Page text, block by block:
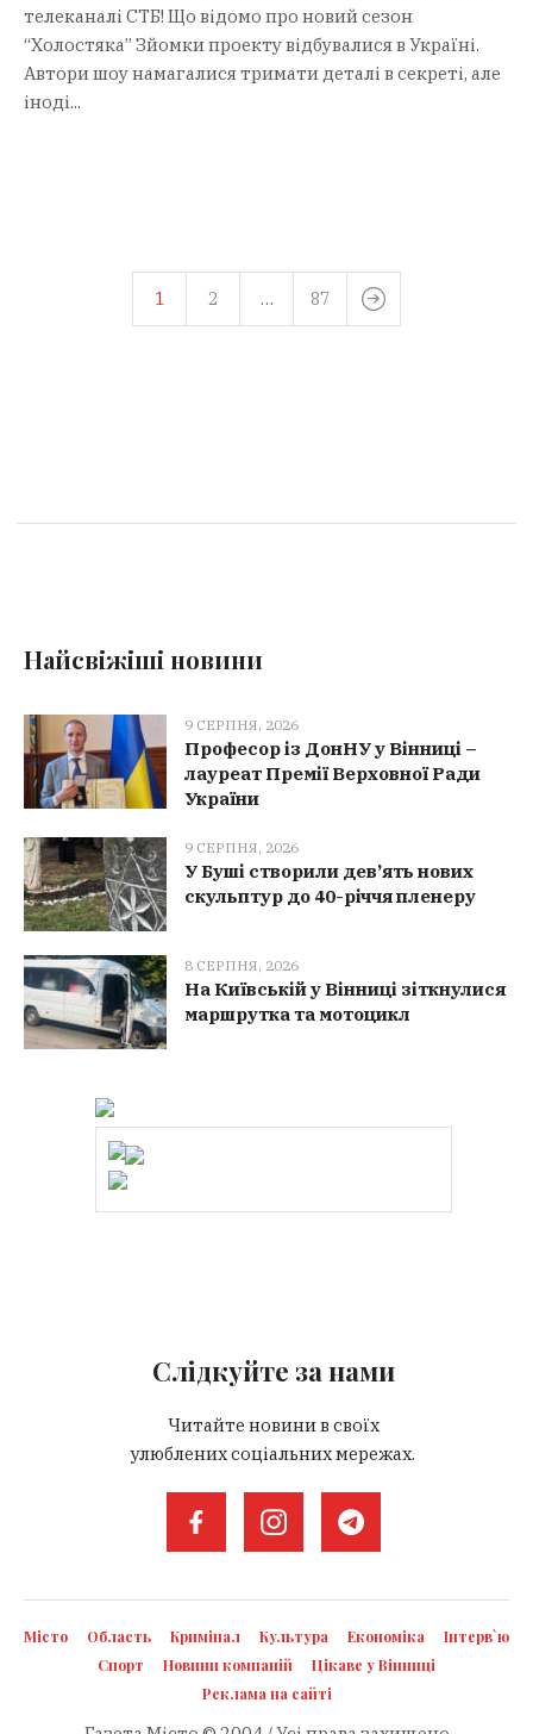
телеканалі СТБ! Що відомо про новий сезон
“Холостяка” Зйомки проекту відбувалися в Україні.
Автори шоу намагалися тримати деталі в секреті, але
іноді...
1 2 … 87
Найсвіжіші новини
9 СЕРПНЯ, 2026
Професор із ДонНУ у Вінниці –
лауреат Премії Верховної Ради
України
9 СЕРПНЯ, 2026
У Буші створили дев’ять нових
скульптур до 40-річчя пленеру
8 СЕРПНЯ, 2026
На Київській у Вінниці зіткнулися
маршрутка та мотоцикл
Слідкуйте за нами
Читайте новини в своїх
улюблених соціальних мережах.
Місто Область Кримінал Культура Економіка
Інтерв`ю
Спорт
Новини компаній
Цікаве у Вінниці
Реклама на сайті